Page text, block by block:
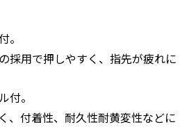
。
採用で押しやすく、指先が疲れに
。
、付着性、耐久性耐黄変性などに